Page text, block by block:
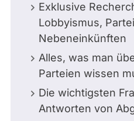
Exklusive
Lobbyismus,
Nebeneinkünften
Alles, was man
Parteien wissen
Die wichtigsten
Antworten von